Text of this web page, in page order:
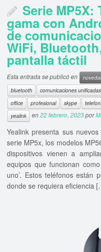
Serie MP5X:
gama con
de
WiFi,
pantalla táctil
Esta entrada se publicó en
bluetooth
comunicaciones unificadas
office
profesional skype
yealink
en22 febrero, 2023por
Yealink presenta sus
serie MP5x, los modelos
dispositivos vienen a
equipos que funcionan
uno’. Estos teléfonos están
donde se requiera eficiencia